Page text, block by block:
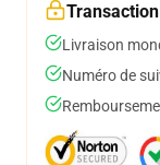
Livraison
Numéro de